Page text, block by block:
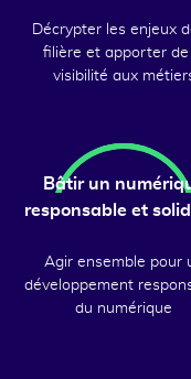
Décrypter les enjeux
filière et apporter de
visibilité aux
Bâtir un
responsable et
Agir ensemble pour
développement
du numérique